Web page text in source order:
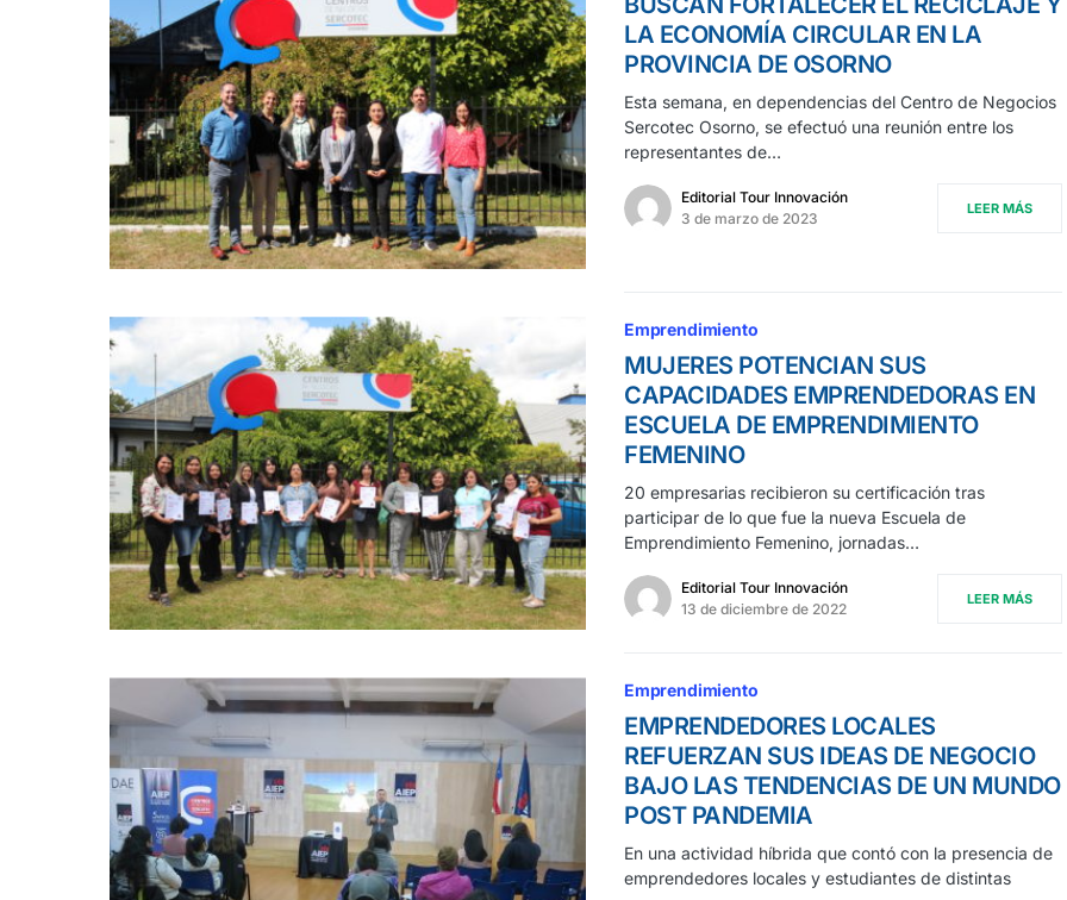
LA ECONOMÍA CIRCULAR EN LA
PROVINCIA DE OSORNO
Esta semana, en dependencias del Centro de Negocios
Sercotec Osorno, se efectuó una reunión entre los
representantes de…
Editorial Tour Innovación
3 de marzo de 2023
LEER MÁS
Emprendimiento
MUJERES POTENCIAN SUS
CAPACIDADES EMPRENDEDORAS EN
ESCUELA DE EMPRENDIMIENTO
FEMENINO
20 empresarias recibieron su certificación tras
participar de lo que fue la nueva Escuela de
Emprendimiento Femenino, jornadas…
Editorial Tour Innovación
13 de diciembre de 2022
LEER MÁS
Emprendimiento
EMPRENDEDORES LOCALES
REFUERZAN SUS IDEAS DE NEGOCIO
BAJO LAS TENDENCIAS DE UN MUNDO
POST PANDEMIA
En una actividad híbrida que contó con la presencia de
emprendedores locales y estudiantes de distintas